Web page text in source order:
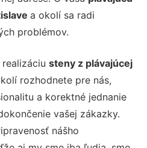
a okolí sa radi
problémov.
steny z plávajúcej
rozhodnete pre nás,
a korektné jednanie
vašej zákazky.
nášho